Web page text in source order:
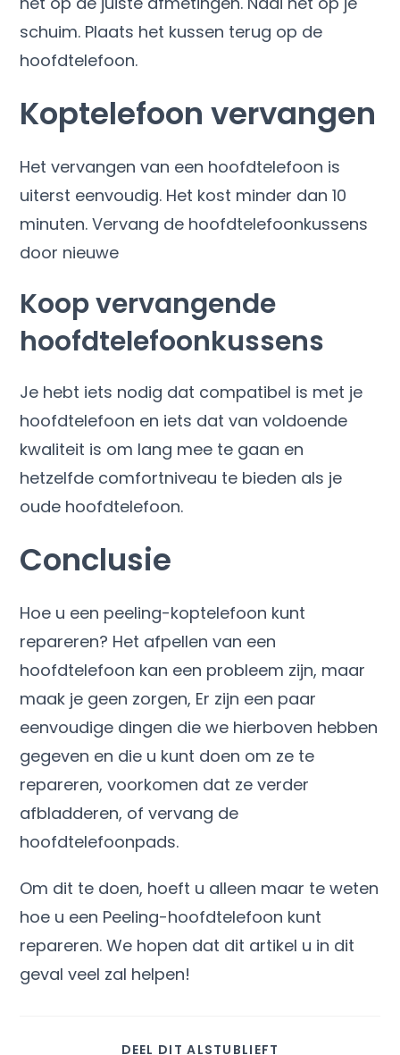
schuim. Plaats het kussen terug op de
hoofdtelefoon.
Koptelefoon vervangen
Het vervangen van een hoofdtelefoon is
uiterst eenvoudig. Het kost minder dan 10
minuten. Vervang de hoofdtelefoonkussens
door nieuwe
Koop vervangende
hoofdtelefoonkussens
Je hebt iets nodig dat compatibel is met je
hoofdtelefoon en iets dat van voldoende
kwaliteit is om lang mee te gaan en
hetzelfde comfortniveau te bieden als je
oude hoofdtelefoon.
Conclusie
Hoe u een peeling-koptelefoon kunt
repareren? Het afpellen van een
hoofdtelefoon kan een probleem zijn, maar
maak je geen zorgen, Er zijn een paar
eenvoudige dingen die we hierboven hebben
gegeven en die u kunt doen om ze te
repareren, voorkomen dat ze verder
afbladderen, of vervang de
hoofdtelefoonpads.
Om dit te doen, hoeft u alleen maar te weten
hoe u een Peeling-hoofdtelefoon kunt
repareren. We hopen dat dit artikel u in dit
geval veel zal helpen!
DEEL DIT ALSTUBLIEFT